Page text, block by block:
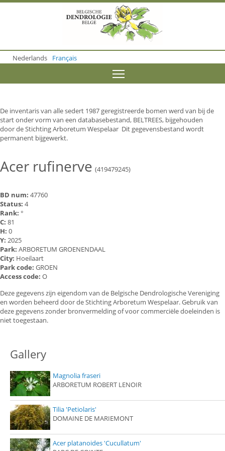
o
m
o
n
t
e
n
Nederlands Français
De inventaris van alle sedert 1987 geregistreerde bomen werd van bij de
start onder vorm van een databasebestand, BELTREES, bijgehouden
door de Stichting Arboretum Wespelaar Dit gegevensbestand wordt
permanent bijgewerkt.
Acer rufinerve (419479245)
BD num: 47760
Status: 4
Rank: °
C: 81
H: 0
Y: 2025
Park: ARBORETUM GROENENDAAL
City: Hoeilaart
Park code: GROEN
Access code: O
Deze gegevens zijn eigendom van de Belgische Dendrologische Vereniging
en worden beheerd door de Stichting Arboretum Wespelaar. Gebruik van
deze gegevens zonder bronvermelding of voor commerciële doeleinden is
niet toegestaan.
Gallery
Magnolia fraseri
ARBORETUM ROBERT LENOIR
Tilia 'Petiolaris'
DOMAINE DE MARIEMONT
Acer platanoides 'Cucullatum'